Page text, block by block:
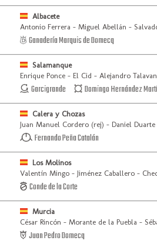
Albacete
Antonio Ferrera - Miguel Abellán -
Ganadería Marquis de Domecq
Salamanque
Enrique Ponce - El Cid - Alejandro
Garcigrande Domingo Hernández
Calera y Chozas
Juan Manuel Cordero (rej) - Daniel
Fernando Peña Catalán
Los Molinos
Valentín Mingo - Jiménez Caballero -
Conde de la Corte
Murcia
César Rincón - Morante de la Puebla -
Juan Pedro Domecq